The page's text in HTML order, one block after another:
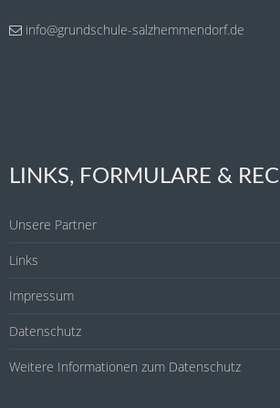
info@grundschule-salzhemmendorf.de
LINKS, FORMULARE &
Unsere Partner
Links
Impressum
Datenschutz
Weitere Informationen zum Datenschutz